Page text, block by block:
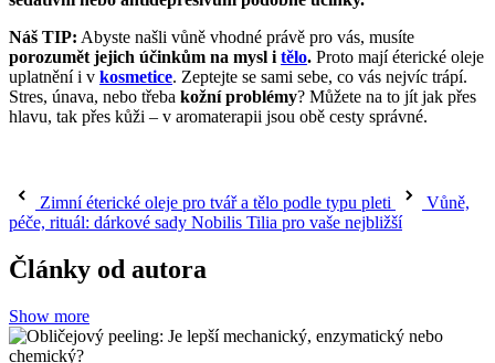
Náš TIP: Abyste našli vůně vhodné právě pro vás, musíte
porozumět jejich účinkům na mysl i tělo. Proto mají éterické oleje
uplatnění i v kosmetice. Zeptejte se sami sebe, co vás nejvíc trápí.
Stres, únava, nebo třeba kožní problémy? Můžete na to jít jak přes
hlavu, tak přes kůži – v aromaterapii jsou obě cesty správné.
Zimní éterické oleje pro tvář a tělo podle typu pleti
Vůně,
péče, rituál: dárkové sady Nobilis Tilia pro vaše nejbližší
Články od autora
Show more